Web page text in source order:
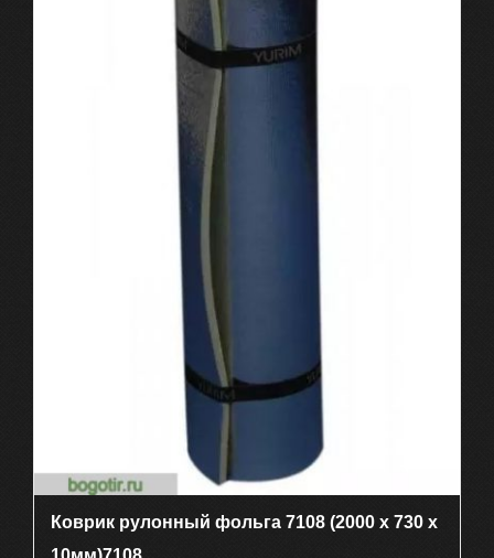
Коврик рулонный фольга 7108 (2000 х 730 х